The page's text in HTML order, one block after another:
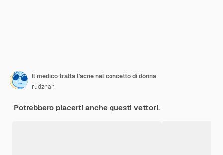
Il medico tratta l'acne nel concetto di donna
rudzhan
Potrebbero piacerti anche questi vettori.